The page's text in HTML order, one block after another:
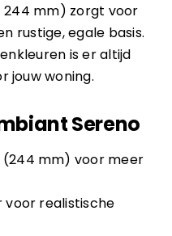
244 mm) zorgt voor
rustige, egale basis.
is er altijd
jouw woning.
Sereno
mm) voor meer
voor realistische